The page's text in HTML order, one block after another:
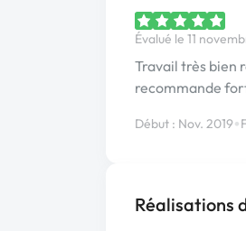
Évalué le 11
Travail très bien
recommande
Début : Nov. 2019•
Réalisations